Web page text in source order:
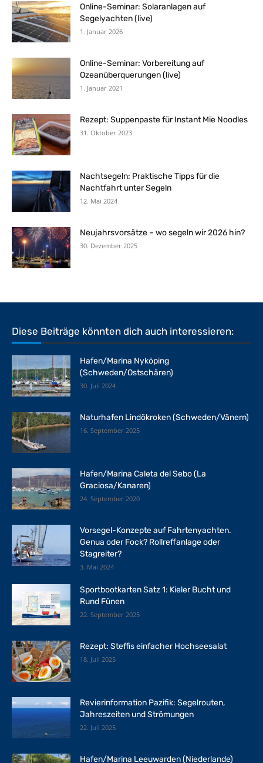
Online-Seminar: Solaranlagen auf
Segelyachten (live)
1. Januar 2026
Online-Seminar: Vorbereitung auf
Ozeanüberquerungen (live)
1. Januar 2021
Rezept: Suppenpaste für Instant Mie Noodles
31. Oktober 2023
Nachtsegeln: Praktische Tipps für die
Nachtfahrt unter Segeln
12. Mai 2024
Neujahrsvorsätze – wo segeln wir 2026 hin?
30. Dezember 2025
Diese Beiträge könnten dich auch interessieren:
Hafen/Marina Nyköping
(Schweden/Ostschären)
30. Juli 2024
Naturhafen Lindökroken (Schweden/Vänern)
16. September 2025
Hafen/Marina Caleta del Sebo (La
Graciosa/Kanaren)
24. September 2020
Vorsegel-Konzepte auf Fahrtenyachten.
Genua oder Fock? Rollreffanlage oder
Stagreiter?
3. Mai 2024
Sportbootkarten Satz 1: Kieler Bucht und
Rund Fünen
22. September 2025
Rezept: Steffis einfacher Hochseesalat
18. Juli 2025
Revierinformation Pazifik: Segelrouten,
Jahreszeiten und Strömungen
22. Juli 2025
Hafen/Marina Leeuwarden (Niederlande)